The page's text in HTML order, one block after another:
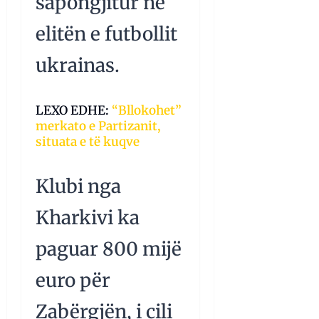
elitën e futbollit
ukrainas.
LEXO EDHE: “Bllokohet”
merkato e Partizanit,
situata e të kuqve
Klubi nga
Kharkivi ka
paguar 800 mijë
euro për
Zabërgjën, i cili